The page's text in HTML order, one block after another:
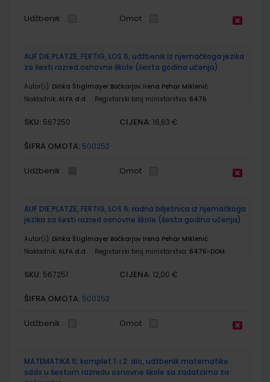
Udžbenik Omot
AUF DIE PLATZE, FERTIG, LOS 6; udžbenik iz njemačkoga jezika
za šesti razred osnovne škole (šesta godina učenja)
Autor(i): Dinka Štiglmayer Bočkarjov Irena Pehar Miklenić
Nakladnik: ALFA d.d. Registarski broj ministarstva: 6476
SKU: 567250 CIJENA: 16,63 €
ŠIFRA OMOTA: 500252
Udžbenik Omot
AUF DIE PLATZE, FERTIG, LOS 6; radna bilježnica iz njemačkoga
jezika za šesti razred osnovne škole (šesta godina učenja)
Autor(i): Dinka Štiglmayer Bočkarjov Irena Pehar Miklenić
Nakladnik: ALFA d.d. Registarski broj ministarstva: 6476-DOM
SKU: 567251 CIJENA: 12,00 €
ŠIFRA OMOTA: 500252
Udžbenik Omot
MATEMATIKA 6; komplet 1. i 2. dio, udžbenik matematike
sdds u šestom razredu osnovne škole sa zadatcima za